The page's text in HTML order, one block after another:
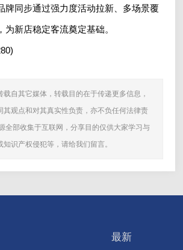
牌同步通过强力度活动拉新、多场景覆
为新店稳定客流奠定基础。
载自其它媒体，转载目的在于传递更多信息，
其观点和对其真实性负责，亦不负任何法律责
全部收集于互联网，分享目的仅供大家学习与
识产权侵犯等，请给我们留言。
最新